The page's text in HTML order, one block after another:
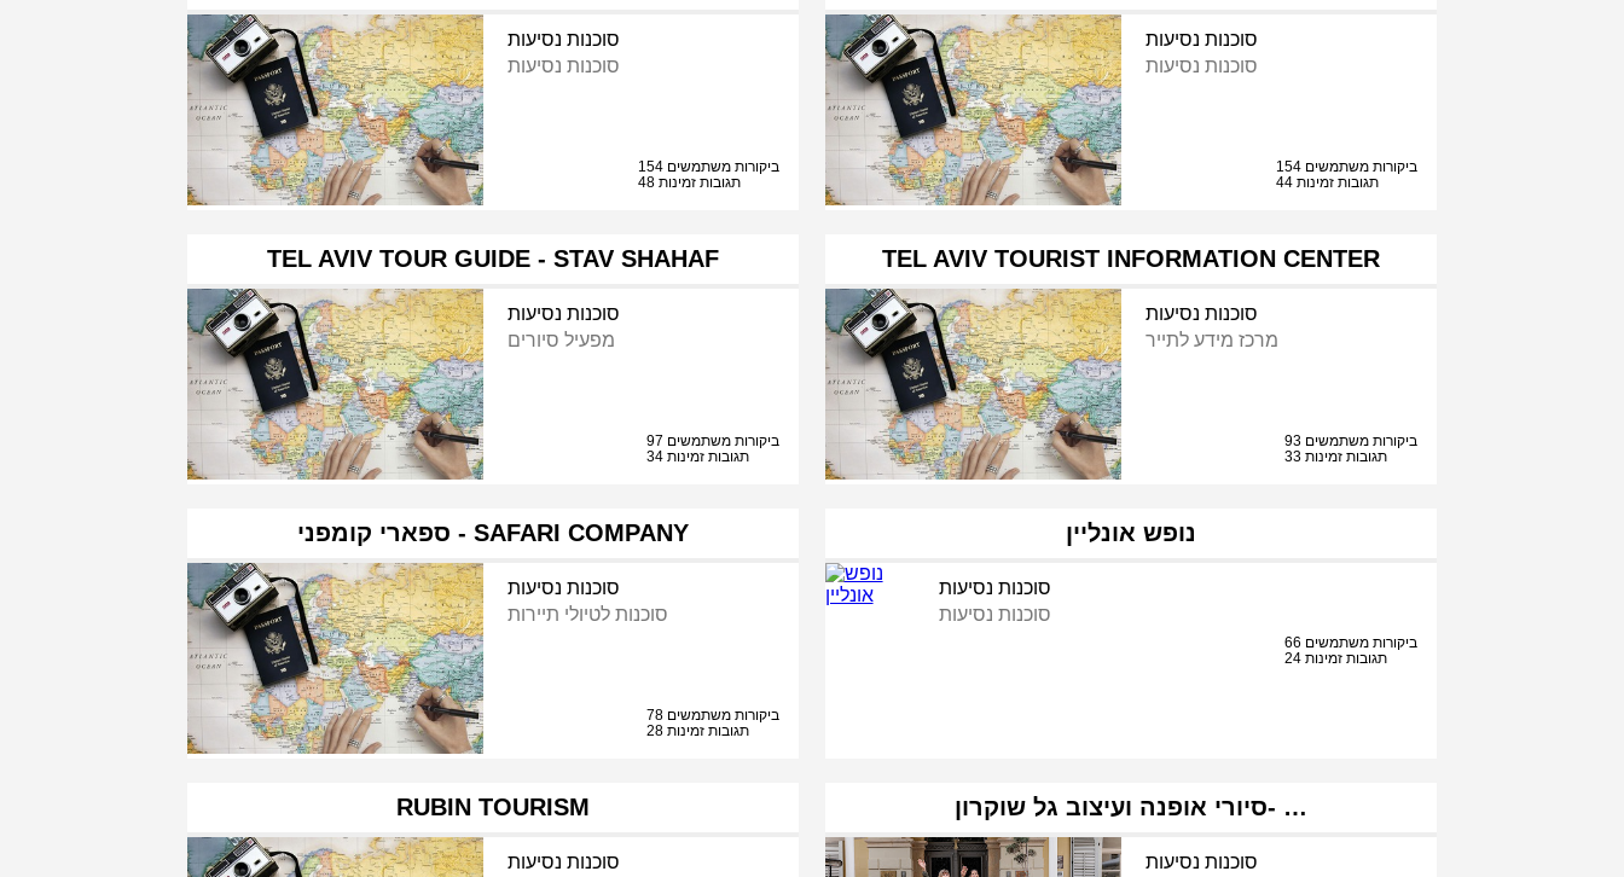
סוכנות נסיעות
סוכנות נסיעות
154 ביקורות משתמשים
48 תגובות זמינות
סוכנות נסיעות
סוכנות נסיעות
154 ביקורות משתמשים
44 תגובות זמינות
TEL AVIV TOUR GUIDE - STAV SHAHAF
סוכנות נסיעות
מפעיל סיורים
97 ביקורות משתמשים
34 תגובות זמינות
TEL AVIV TOURIST INFORMATION CENTER
סוכנות נסיעות
מרכז מידע לתייר
93 ביקורות משתמשים
33 תגובות זמינות
ספארי קומפני - SAFARI COMPANY
סוכנות נסיעות
סוכנות לטיולי תיירות
78 ביקורות משתמשים
28 תגובות זמינות
נופש אונליין
סוכנות נסיעות
סוכנות נסיעות
66 ביקורות משתמשים
24 תגובות זמינות
RUBIN TOURISM
סוכנות נסיעות
סיורי אופנה ועיצוב גל שוקרון- …
סוכנות נסיעות